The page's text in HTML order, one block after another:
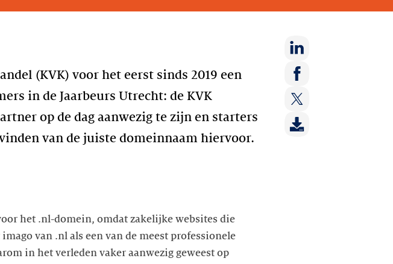
(KVK) voor het eerst sinds 2019 een
in de Jaarbeurs Utrecht: de KVK
op de dag aanwezig te zijn en starters
van de juiste domeinnaam hiervoor.
Deel
op:
LinkedIn
Deel
Facebook
Deel
op:
het .nl-domein, omdat zakelijke websites die
van .nl als een van de meest professionele
in het verleden vaker aanwezig geweest op